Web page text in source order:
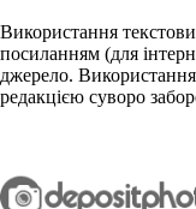
Використання
посиланням (для
джерело.
редакцією суворо